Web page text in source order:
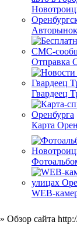
Авторынок
Отправка
Гвардеец
Карта
WEB-
» Обзор сайта